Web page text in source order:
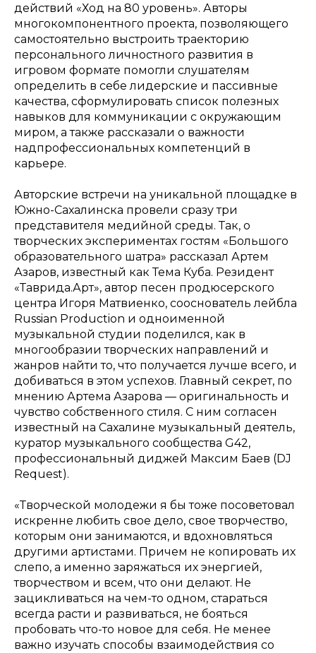
действий «Ход на 80 уровень». Авторы
многокомпонентного проекта, позволяющего
самостоятельно выстроить траекторию
персонального личностного развития в
игровом формате помогли слушателям
определить в себе лидерские и пассивные
качества, сформулировать список полезных
навыков для коммуникации с окружающим
миром, а также рассказали о важности
надпрофессиональных компетенций в
карьере.
Авторские встречи на уникальной площадке в
Южно-Сахалинска провели сразу три
представителя медийной среды. Так, о
творческих экспериментах гостям «Большого
образовательного шатра» рассказал Артем
Азаров, известный как Тема Куба. Резидент
«Таврида.Арт», автор песен продюсерского
центра Игоря Матвиенко, сооснователь лейбла
Russian Production и одноименной
музыкальной студии поделился, как в
многообразии творческих направлений и
жанров найти то, что получается лучше всего, и
добиваться в этом успехов. Главный секрет, по
мнению Артема Азарова — оригинальность и
чувство собственного стиля. С ним согласен
известный на Сахалине музыкальный деятель,
куратор музыкального сообщества G42,
профессиональный диджей Максим Баев (DJ
Request).
«Творческой молодежи я бы тоже посоветовал
искренне любить свое дело, свое творчество,
которым они занимаются, и вдохновляться
другими артистами. Причем не копировать их
слепо, а именно заряжаться их энергией,
творчеством и всем, что они делают. Не
зацикливаться на чем-то одном, стараться
всегда расти и развиваться, не бояться
пробовать что-то новое для себя. Не менее
важно изучать способы взаимодействия со